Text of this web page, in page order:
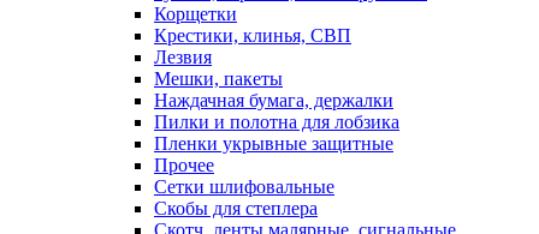
Корщетки
Крестики, клинья, СВП
Лезвия
Мешки, пакеты
Наждачная бумага, держалки
Пилки и полотна для лобзика
Пленки укрывные защитные
Прочее
Сетки шлифовальные
Скобы для степлера
Скотч, ленты малярные, сигнальные,